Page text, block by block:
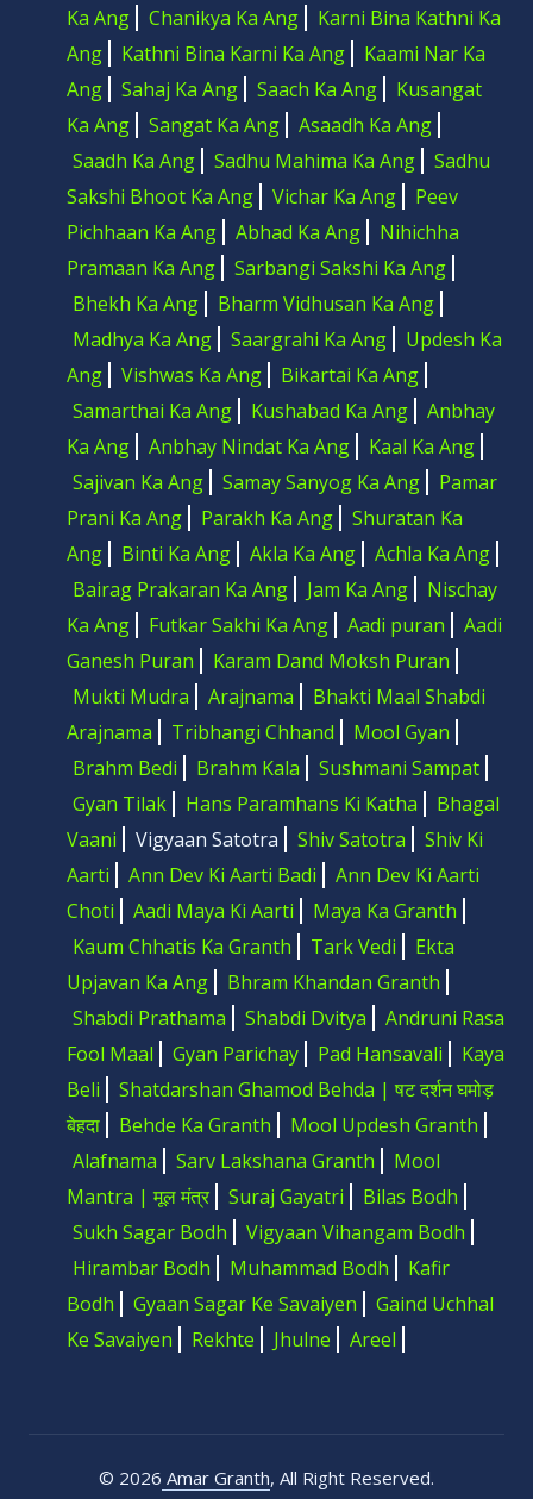
Ka Ang
Chanikya Ka Ang
Karni Bina Kathni Ka
Ang
Kathni Bina Karni Ka Ang
Kaami Nar Ka
Ang
Sahaj Ka Ang Saach Ka Ang
Kusangat
Ka Ang
Sangat Ka Ang
Asaadh Ka Ang
Saadh Ka Ang
Sadhu Mahima Ka Ang
Sadhu
Sakshi Bhoot Ka Ang
Vichar Ka Ang
Peev
Pichhaan Ka Ang
Abhad Ka Ang
Nihichha
Pramaan Ka Ang
Sarbangi Sakshi Ka Ang
Bhekh Ka Ang
Bharm Vidhusan Ka Ang
Madhya Ka Ang
Saargrahi Ka Ang
Updesh Ka
Ang
Vishwas Ka Ang
Bikartai Ka Ang
Samarthai Ka Ang
Kushabad Ka Ang
Anbhay
Ka Ang
Anbhay Nindat Ka Ang
Kaal Ka Ang
Sajivan Ka Ang
Samay Sanyog Ka Ang
Pamar
Prani Ka Ang
Parakh Ka Ang
Shuratan Ka
Ang
Binti Ka Ang Akla Ka Ang
Achla Ka Ang
Bairag Prakaran Ka Ang
Jam Ka Ang
Nischay
Ka Ang
Futkar Sakhi Ka Ang Aadi puran
Aadi
Ganesh Puran
Karam Dand Moksh Puran
Mukti Mudra
Arajnama
Bhakti Maal Shabdi
Arajnama
Tribhangi Chhand
Mool Gyan
Brahm Bedi
Brahm Kala
Sushmani Sampat
Gyan Tilak
Hans Paramhans Ki Katha
Bhagal
Vaani
Vigyaan Satotra Shiv Satotra
Shiv Ki
Aarti
Ann Dev Ki Aarti Badi
Ann Dev Ki Aarti
Choti
Aadi Maya Ki Aarti
Maya Ka Granth
Kaum Chhatis Ka Granth
Tark Vedi
Ekta
Upjavan Ka Ang
Bhram Khandan Granth
Shabdi Prathama
Shabdi Dvitya
Andruni Rasa
Fool Maal
Gyan Parichay Pad Hansavali
Kaya
Beli
Shatdarshan Ghamod Behda | षट दर्शन घमोड़
बेहदा
Behde Ka Granth
Mool Updesh Granth
Alafnama
Sarv Lakshana Granth
Mool
Mantra | मूल मंत्र
Suraj Gayatri
Bilas Bodh
Sukh Sagar Bodh
Vigyaan Vihangam Bodh
Hirambar Bodh
Muhammad Bodh
Kafir
Bodh
Gyaan Sagar Ke Savaiyen
Gaind Uchhal
Ke Savaiyen
Rekhte Jhulne Areel
© 2026 Amar Granth, All Right Reserved.